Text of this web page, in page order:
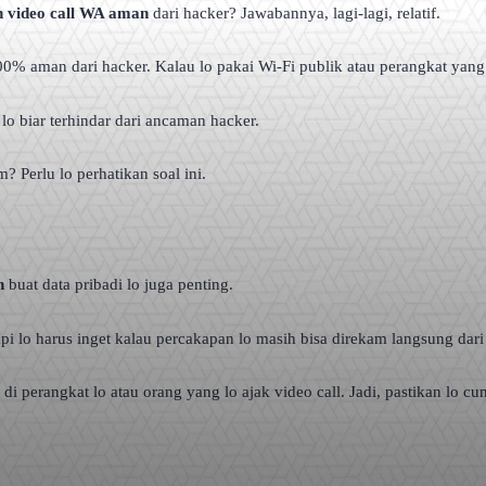
video call WA aman dari hacker? Jawabannya, lagi-lagi, relatif.
aman dari hacker. Kalau lo pakai Wi-Fi publik atau perangkat
biar terhindar dari ancaman hacker.
Perlu lo perhatikan soal ini.
buat data pribadi lo juga penting.
lo harus inget kalau percakapan lo masih bisa direkam langsung
di perangkat lo atau orang yang lo ajak video call. Jadi, pastikan lo